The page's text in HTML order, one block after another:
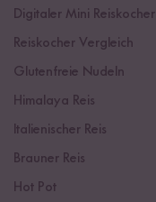
Digitaler Mini Reiskocher
Reiskocher Vergleich
Glutenfreie Nudeln
Himalaya Reis
Italienischer Reis
Brauner Reis
Hot Pot